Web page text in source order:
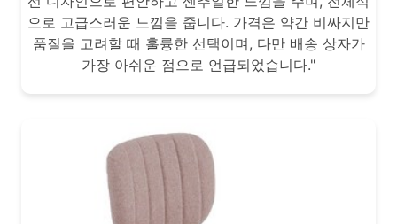
으로 고급스러운 느낌을 줍니다. 가격은 약간 비싸지만
품질을 고려할 때 훌륭한 선택이며, 다만 배송 상자가
가장 아쉬운 점으로 언급되었습니다."